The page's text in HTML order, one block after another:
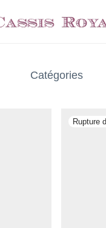
Catégories